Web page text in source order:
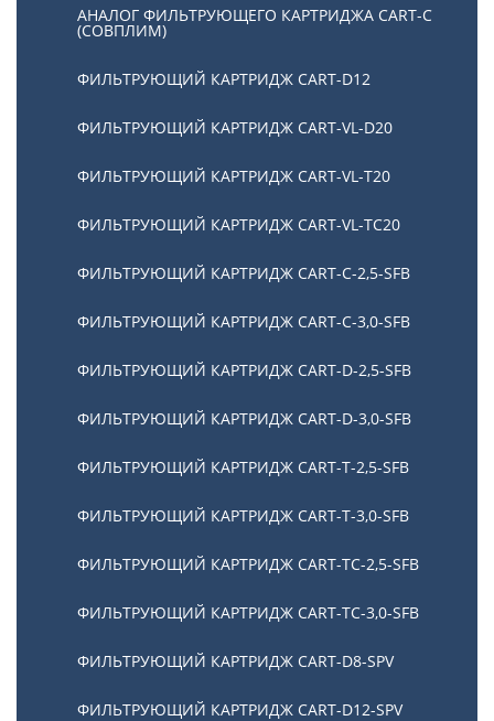
АНАЛОГ ФИЛЬТРУЮЩЕГО КАРТРИДЖА CART-C
(СОВПЛИМ)
ФИЛЬТРУЮЩИЙ КАРТРИДЖ CART-D12
ФИЛЬТРУЮЩИЙ КАРТРИДЖ CART-VL-D20
ФИЛЬТРУЮЩИЙ КАРТРИДЖ CART-VL-T20
ФИЛЬТРУЮЩИЙ КАРТРИДЖ CART-VL-TC20
ФИЛЬТРУЮЩИЙ КАРТРИДЖ CART-C-2,5-SFB
ФИЛЬТРУЮЩИЙ КАРТРИДЖ CART-C-3,0-SFB
ФИЛЬТРУЮЩИЙ КАРТРИДЖ CART-D-2,5-SFB
ФИЛЬТРУЮЩИЙ КАРТРИДЖ CART-D-3,0-SFB
ФИЛЬТРУЮЩИЙ КАРТРИДЖ CART-T-2,5-SFB
ФИЛЬТРУЮЩИЙ КАРТРИДЖ CART-T-3,0-SFB
ФИЛЬТРУЮЩИЙ КАРТРИДЖ CART-TC-2,5-SFB
ФИЛЬТРУЮЩИЙ КАРТРИДЖ CART-TC-3,0-SFB
ФИЛЬТРУЮЩИЙ КАРТРИДЖ CART-D8-SPV
ФИЛЬТРУЮЩИЙ КАРТРИДЖ CART-D12-SPV